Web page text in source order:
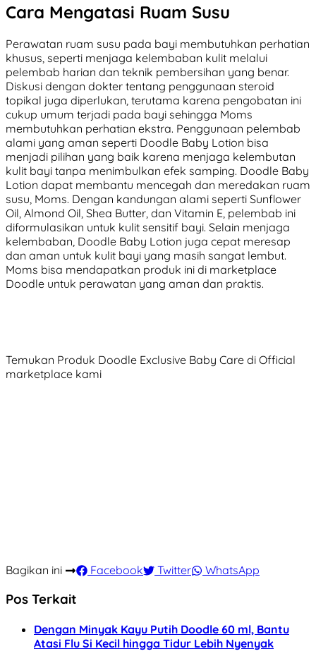
Cara Mengatasi Ruam Susu
Perawatan ruam susu pada bayi membutuhkan perhatian
khusus, seperti menjaga kelembaban kulit melalui
pelembab harian dan teknik pembersihan yang benar.
Diskusi dengan dokter tentang penggunaan steroid
topikal juga diperlukan, terutama karena pengobatan ini
cukup umum terjadi pada bayi sehingga Moms
membutuhkan perhatian ekstra. Penggunaan pelembab
alami yang aman seperti Doodle Baby Lotion bisa
menjadi pilihan yang baik karena menjaga kelembutan
kulit bayi tanpa menimbulkan efek samping. Doodle Baby
Lotion dapat membantu mencegah dan meredakan ruam
susu, Moms. Dengan kandungan alami seperti Sunflower
Oil, Almond Oil, Shea Butter, dan Vitamin E, pelembab ini
diformulasikan untuk kulit sensitif bayi. Selain menjaga
kelembaban, Doodle Baby Lotion juga cepat meresap
dan aman untuk kulit bayi yang masih sangat lembut.
Moms bisa mendapatkan produk ini di marketplace
Doodle untuk perawatan yang aman dan praktis.
Temukan Produk Doodle Exclusive Baby Care di Official
marketplace kami
Bagikan ini Facebook Twitter WhatsApp
Pos Terkait
Dengan Minyak Kayu Putih Doodle 60 ml, Bantu
Atasi Flu Si Kecil hingga Tidur Lebih Nyenyak